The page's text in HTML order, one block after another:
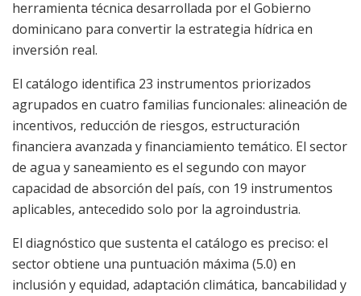
herramienta técnica desarrollada por el Gobierno
dominicano para convertir la estrategia hídrica en
inversión real.
El catálogo identifica 23 instrumentos priorizados
agrupados en cuatro familias funcionales: alineación de
incentivos, reducción de riesgos, estructuración
financiera avanzada y financiamiento temático. El sector
de agua y saneamiento es el segundo con mayor
capacidad de absorción del país, con 19 instrumentos
aplicables, antecedido solo por la agroindustria.
El diagnóstico que sustenta el catálogo es preciso: el
sector obtiene una puntuación máxima (5.0) en
inclusión y equidad, adaptación climática, bancabilidad y